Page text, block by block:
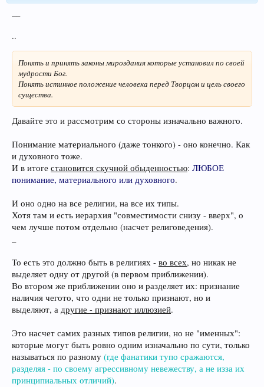
..
Понять и принять законы мироздания которые установил по своей
мудрости Бог.
Понять истинное положение человека перед Творцом и цель своего
существа.
Давайте это и рассмотрим со стороны изначально важного.
Понимание материального (даже тонкого) - оно конечно. Как
и духовного тоже.
И в итоге становится скучной обыденностью: ЛЮБОЕ
понимание, материального или духовного.
И оно одно на все религии, на все их типы.
Хотя там и есть иерархия "совместимости снизу - вверх", о
чем лучше потом отдельно (насчет религоведения).
То есть это должно быть в религиях - во всех, но никак не
выделяет одну от другой (в первом приближении).
Во втором же приближении оно и разделяет их: признание
наличия чегото, что одни не только признают, но и
выделяют, а другие - признают иллюзией.
Это насчет самих разных типов религии, но не "именных":
которые могут быть ровно одним изначально по сути, только
называться по разному (где фанатики тупо сражаются,
разделяя - по своему агрессивному невежеству, а не изза их
принципиальных отличий).